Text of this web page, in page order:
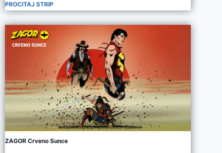
PROCITAJ STRIP
ZAGOR Crveno Sunce